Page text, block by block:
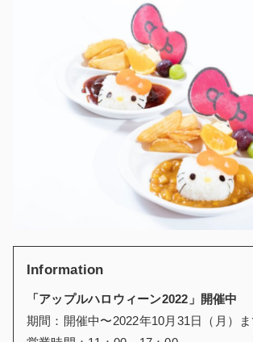
Information
「アップルハロウィーン2022」開催中
期間：開催中〜2022年10月31日（月）